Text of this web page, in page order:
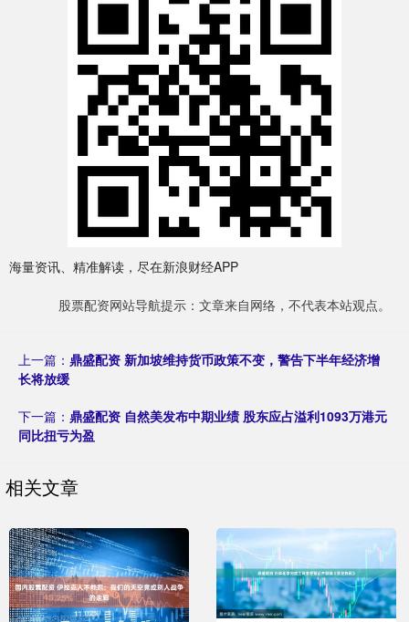
海量资讯、精准解读，尽在新浪财经APP
股票配资网站导航提示：文章来自网络，不代表本站观点。
上一篇： 鼎盛配资 新加坡维持货币政策不变，警告下半年经济增
长将放缓
下一篇： 鼎盛配资 自然美发布中期业绩 股东应占溢利1093万港元
同比扭亏为盈
相关文章